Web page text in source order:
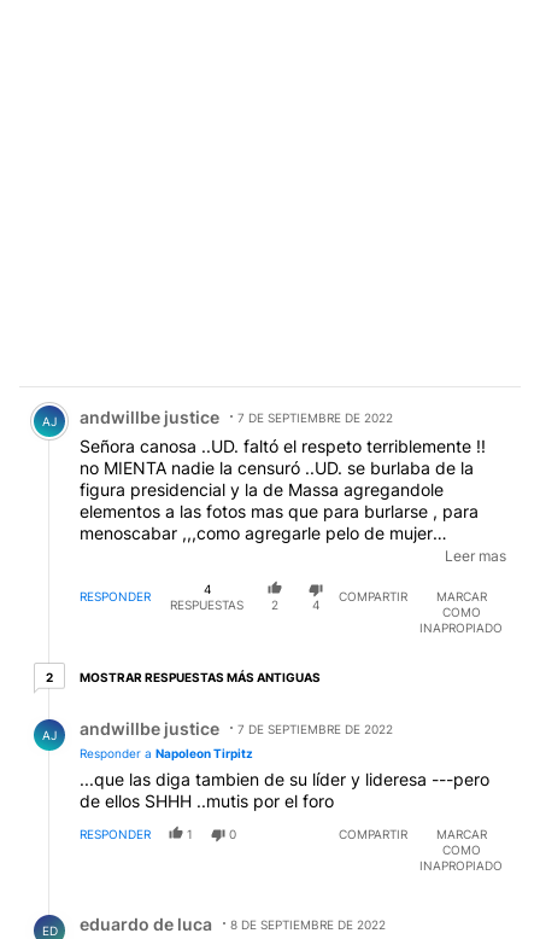
Comentario de andwillbe justice.
AJ andwillbe justice 7 DE SEPTIEMBRE DE 2022
Señora canosa ..UD. faltó el respeto terriblemente !!
no MIENTA nadie la censuró ..UD. se burlaba de la
figura presidencial y la de Massa agregandole
elementos a las fotos mas que para burlarse , para
menoscabar ,,,como agregarle pelo de mujer
etc.etc..a la vicepresidenta tambien ..las peores fotos
para burlarse ..UNA CONSTANTE en sus programas
...DE TOOODOS LOS DIAS , hasta el hartazgo ...Le
gustaría que le hicieran eso a un ser querido
seres mas débiles mentalmente ..Mas allá de los
telefono para que los subiera...gente como el criminal
que atacó a CFK . NO SE haga la víctima ..qué
casualidad que justo ahora habla !!! ...Llámese a
silencio ...o comparezca en la Justicia, sino le gustan
las decisiones.
Leer mas
RESPONDER
4
RESPUESTAS
2 4
COMPARTIR
MARCAR
COMO
INAPROPIADO
22 respuestas más antiguas
MOSTRAR RESPUESTAS MÁS ANTIGUAS
AJ andwillbe justice
7 DE SEPTIEMBRE DE 2022
Responder a Napoleon Tirpitz
...que las diga tambien de su líder y lideresa ---pero
de ellos SHHH ..mutis por el foro
RESPONDER 1 0 COMPARTIR
MARCAR
COMO
INAPROPIADO
ED eduardo de luca 8 DE SEPTIEMBRE DE 2022